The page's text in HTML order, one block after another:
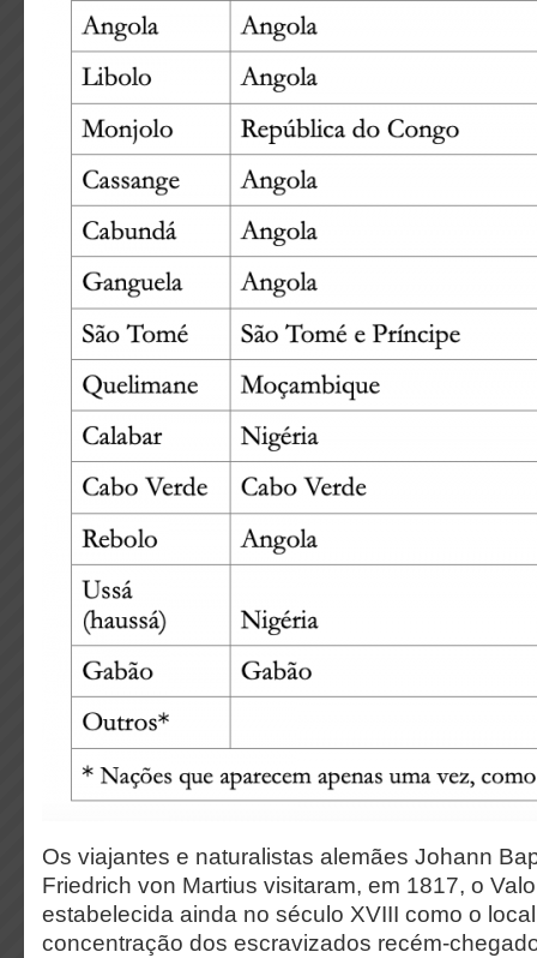
Os viajantes e naturalistas alemães Johann
Friedrich von Martius visitaram, em 1817, o
estabelecida ainda no século XVIII como o
concentração dos escravizados recém-